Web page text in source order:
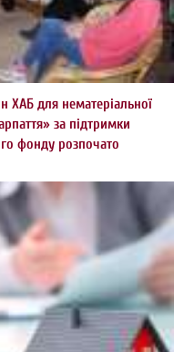
ХАБ для нематеріальної
за підтримки
фонду розпочато